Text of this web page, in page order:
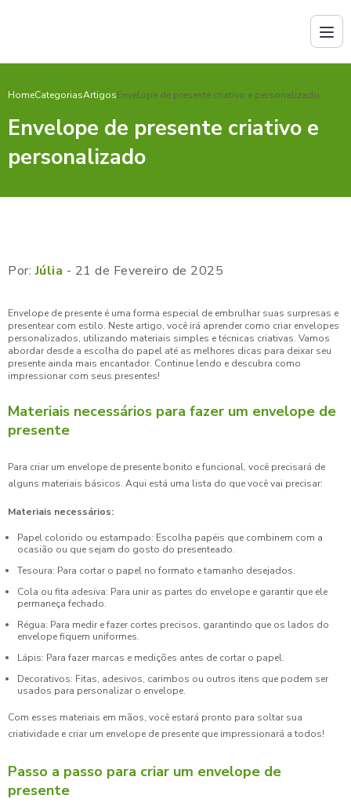
HomeCategoriasArtigosEnvelope de presente criativo e personalizado
Envelope de presente criativo e
personalizado
Por:Júlia - 21 de Fevereiro de 2025
Envelope de presente é uma forma especial de embrulhar suas surpresas e
presentear com estilo. Neste artigo, você irá aprender como criar envelopes
personalizados, utilizando materiais simples e técnicas criativas. Vamos
abordar desde a escolha do papel até as melhores dicas para deixar seu
presente ainda mais encantador. Continue lendo e descubra como
impressionar com seus presentes!
Materiais necessários para fazer um envelope de
presente
Para criar um envelope de presente bonito e funcional, você precisará de
alguns materiais básicos. Aqui está uma lista do que você vai precisar:
Materiais necessários:
Papel colorido ou estampado: Escolha papéis que combinem com a
ocasião ou que sejam do gosto do presenteado.
Tesoura: Para cortar o papel no formato e tamanho desejados.
Cola ou fita adesiva: Para unir as partes do envelope e garantir que ele
permaneça fechado.
Régua: Para medir e fazer cortes precisos, garantindo que os lados do
envelope fiquem uniformes.
Lápis: Para fazer marcas e medições antes de cortar o papel.
Decorativos: Fitas, adesivos, carimbos ou outros itens que podem ser
usados para personalizar o envelope.
Com esses materiais em mãos, você estará pronto para soltar sua
criatividade e criar um envelope de presente que impressionará a todos!
Passo a passo para criar um envelope de
presente